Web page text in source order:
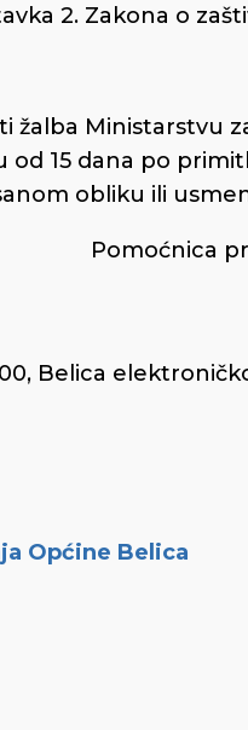
2. Zakona o
žalba Ministarstvu
od 15 dana po
obliku ili
Pomoćnica
Belica
Općine Belica